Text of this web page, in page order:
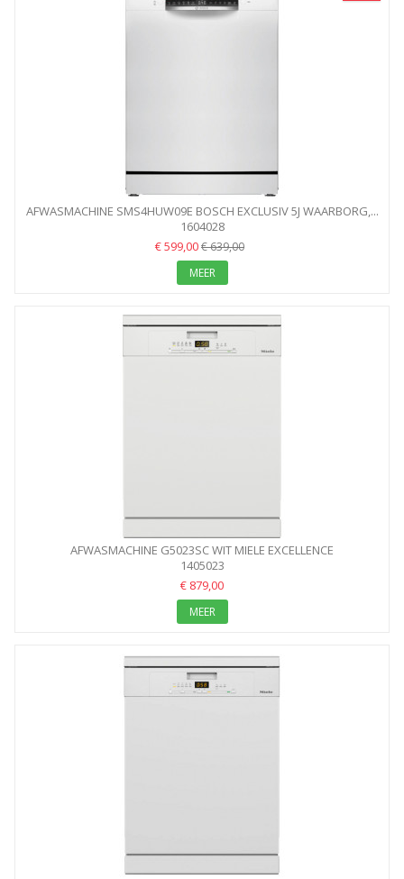
AFWASMACHINE SMS4HUW09E BOSCH EXCLUSIV 5J WAARBORG,...
1604028
€ 599,00€ 639,00
MEER
AFWASMACHINE G5023SC WIT MIELE EXCELLENCE
1405023
€ 879,00
MEER